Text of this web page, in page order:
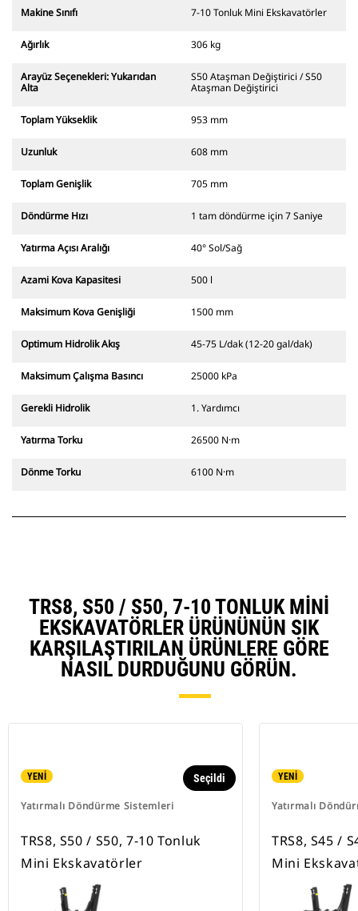
Makine Sınıfı 7-10 Tonluk Mini Ekskavatörler
Ağırlık 306 kg
Arayüz Seçenekleri: Yukarıdan
Alta
S50 Ataşman Değiştirici / S50
Ataşman Değiştirici
Toplam Yükseklik 953 mm
Uzunluk 608 mm
Toplam Genişlik 705 mm
Döndürme Hızı 1 tam döndürme için 7 Saniye
Yatırma Açısı Aralığı 40° Sol/Sağ
Azami Kova Kapasitesi 500 l
Maksimum Kova Genişliği 1500 mm
Optimum Hidrolik Akış 45-75 L/dak (12-20 gal/dak)
Maksimum Çalışma Basıncı 25000 kPa
Gerekli Hidrolik 1. Yardımcı
Yatırma Torku 26500 N·m
Dönme Torku 6100 N·m
TRS8, S50 / S50, 7-10 TONLUK MINI
EKSKAVATÖRLER ÜRÜNÜNÜN SIK
KARŞILAŞTIRILAN ÜRÜNLERE GÖRE
NASIL DURDUĞUNU GÖRÜN.
YENİ
Yatırmalı Döndürme Sistemleri
Seçildi
TRS8, S50 / S50, 7-10 Tonluk
Mini Ekskavatörler
YENİ
Yatırmalı
TRS8, S45 /
Mini